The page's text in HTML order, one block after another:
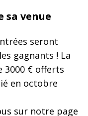
sa venue
seront
gagnants ! La
3000 € offerts
en octobre
sur notre page